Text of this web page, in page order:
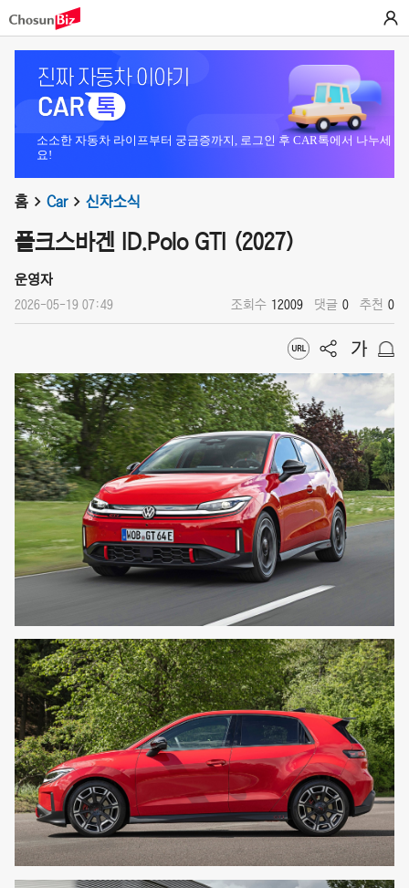
소소한 자동차 라이프부터 궁금증까지, 로그인 후 CAR톡에서 나누세
요!
홈 Car 신차소식
폴크스바겐 ID.Polo GTI (2027)
운영자
2026-05-19 07:49 조회수 12009 댓글 0 추천 0